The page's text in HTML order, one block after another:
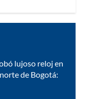
lujoso reloj en
de Bogotá: